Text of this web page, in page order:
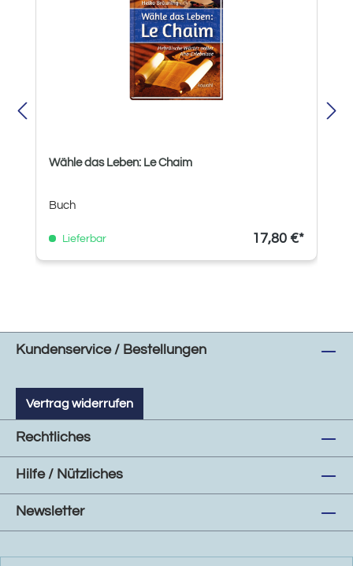
Wähle das Leben: Le Chaim
Buch
Lieferbar 17,80 €*
Kundenservice / Bestellungen
Vertrag widerrufen
Rechtliches
Hilfe / Nützliches
Newsletter